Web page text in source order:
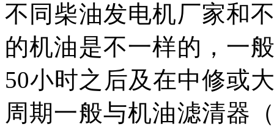
不同柴油发电机厂家和
的机油是不一样的，一
50小时之后及在中修或
周期一般与机油滤清器